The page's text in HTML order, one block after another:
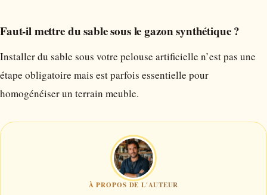
Faut-il mettre du sable sous le gazon synthétique ?
Installer du sable sous votre pelouse artificielle n’est pas une
étape obligatoire mais est parfois essentielle pour
homogénéiser un terrain meuble.
À PROPOS DE L'AUTEUR